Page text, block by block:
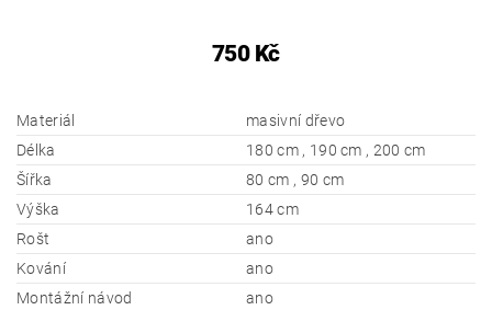
750 Kč
Materiál
masivní dřevo
Délka
180 cm , 190 cm , 200 cm
Šířka
80 cm , 90 cm
Výška
164 cm
Rošt
ano
Kování
ano
Montážní návod
ano